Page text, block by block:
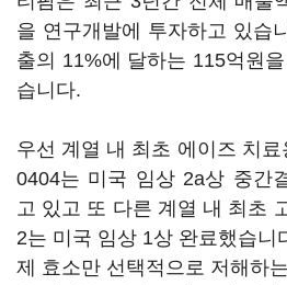
을 연구개발에 투자하고 있습
출의 11%에 달하는 115억원
습니다.
우선 계열 내 최초 에이즈 치
0404는 미국 임상 2a상 중간
고 있고 또 다른 계열 내 최초
2는 미국 임상 1상 완료했습니
제 효소만 선택적으로 저해하